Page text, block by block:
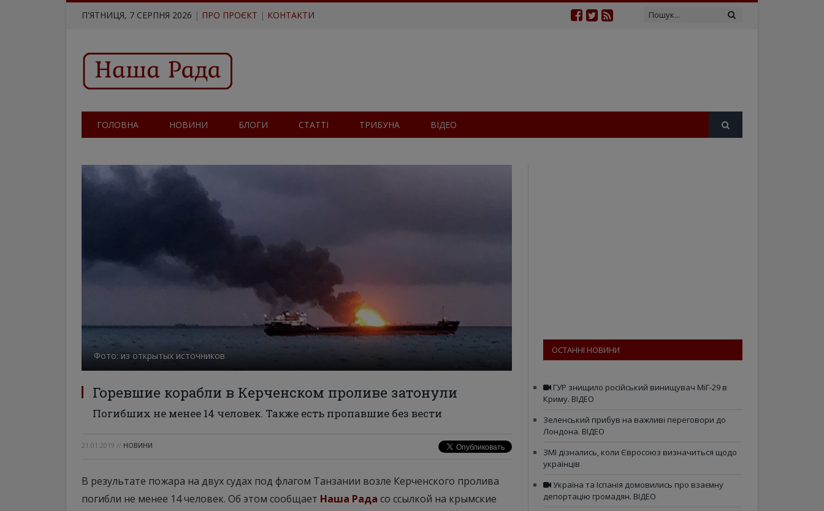
П'ЯТНИЦЯ, 7 СЕРПНЯ 2026 | ПРО ПРОЄКТ | КОНТАКТИ
ГОЛОВНА НОВИНИ БЛОГИ СТАТТІ ТРИБУНА ВІДЕО
Фото: из открытых источников
Горевшие корабли в Керченском проливе затонули
Погибших не менее 14 человек. Также есть пропавшие без вести
21.01.2019 // НОВИНИ
В результате пожара на двух судах под флагом Танзании возле Керченского пролива
погибли не менее 14 человек. Об этом сообщает Наша Рада со ссылкой на крымские
ОСТАННІ НОВИНИ
ГУР знищило російський винищувач МіГ-29 в
Криму. ВІДЕО
Зеленський прибув на важливі переговори до
Лондона. ВІДЕО
ЗМІ дізнались, коли Євросоюз визначиться щодо
українців
Україна та Іспанія домовились про взаємну
депортацію громадян. ВІДЕО